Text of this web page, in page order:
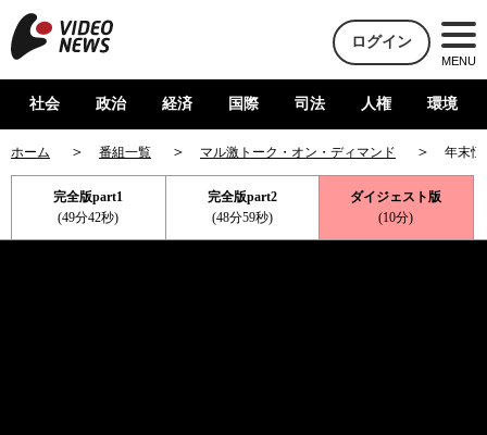
ログイン
MENU
社会 政治 経済 国際 司法 人権 環境
ホーム 番組一覧 マル激トーク・オン・ディマンド 年末恒
完全版part1
(49分42秒)
完全版part2
(48分59秒)
ダイジェスト版
(10分)